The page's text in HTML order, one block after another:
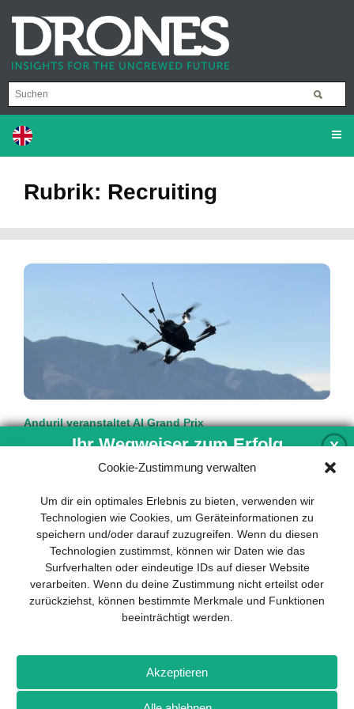
Cookie-Zustimmung verwalten
Um dir ein optimales Erlebnis zu bieten, verwenden wir
Technologien wie Cookies, um Geräteinformationen zu
speichern und/oder darauf zuzugreifen. Wenn du diesen
Technologien zustimmst, können wir Daten wie das
Surfverhalten oder eindeutige IDs auf dieser Website
verarbeiten. Wenn du deine Zustimmung nicht erteilst oder
zurückziehst, können bestimmte Merkmale und Funktionen
beeinträchtigt werden.
Akzeptieren
Rubrik: Recruiting
Anduril veranstaltet AI Grand Prix
Recruiting neu definiert
Ein Preisgeld von einer halben Million Dollar und ein
Defense-Startups der Welt: Mitmehr…
Impressum Datenschutz Kontakt Drones+
Magazin-
Mediadaten
X
Ihr Wegweiser zum Erfolg
nachhaltigen Geschäftsmodells sind für
jedes Unternehmen unverzichtbar. Das
Business Model Canvas hilft, sich dabei
auf das Wesentliche zu konzentrieren
und stets im Blick zu behalten, worauf es
wirklich ankommt.
Abonnieren Sie unseren kostenlosen
herunter: „Vom Produkt zum Business: